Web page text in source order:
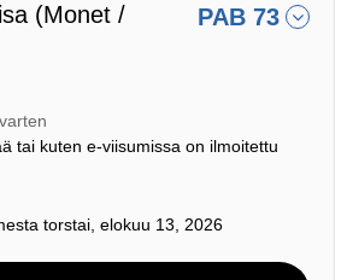
(Monet /
PAB 73
tai kuten e-viisumissa on ilmoitettu
torstai, elokuu 13, 2026